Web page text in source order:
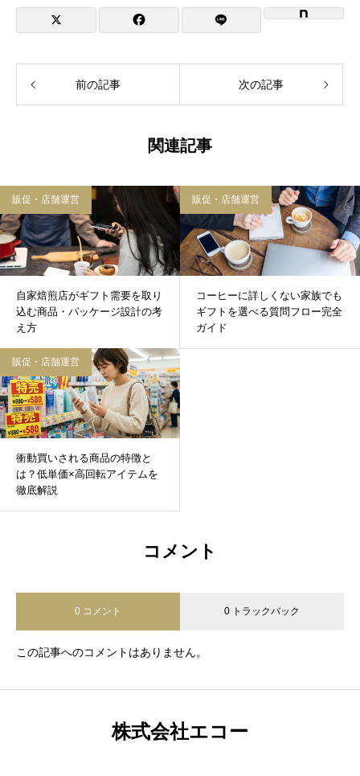
前の記事 次の記事
関連記事
販促・店舗運営
自家焙煎店がギフト需要を取り
込む商品・パッケージ設計の考
え方
販促・店舗運営
コーヒーに詳しくない家族でも
ギフトを選べる質問フロー完全
ガイド
販促・店舗運営
衝動買いされる商品の特徴と
は？低単価×高回転アイテムを
徹底解説
コメント
0 コメント 0 トラックバック
この記事へのコメントはありません。
株式会社エコー